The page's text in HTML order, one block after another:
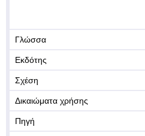
Γλώσσα
Εκδότης
Σχέση
Δικαιώματα χρήσης
Πηγή